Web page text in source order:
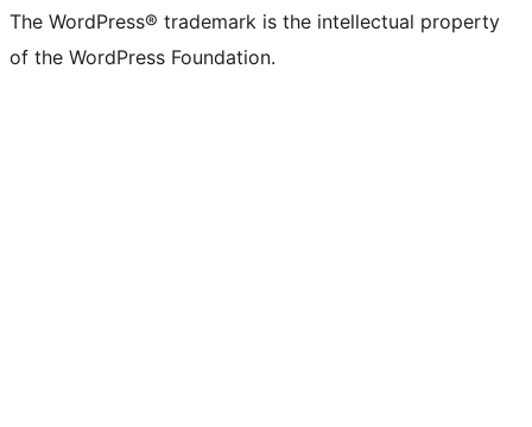
The WordPress® trademark is the intellectual property
of the WordPress Foundation.